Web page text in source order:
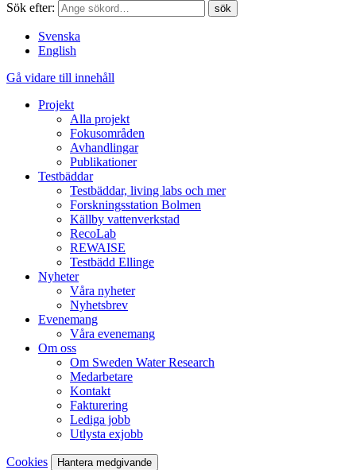
Sök efter:
Svenska
English
Gå vidare till innehåll
Projekt
Alla projekt
Fokusområden
Avhandlingar
Publikationer
Testbäddar
Testbäddar, living labs och mer
Forskningsstation Bolmen
Källby vattenverkstad
RecoLab
REWAISE
Testbädd Ellinge
Nyheter
Våra nyheter
Nyhetsbrev
Evenemang
Våra evenemang
Om oss
Om Sweden Water Research
Medarbetare
Kontakt
Fakturering
Lediga jobb
Utlysta exjobb
Cookies Hantera medgivande